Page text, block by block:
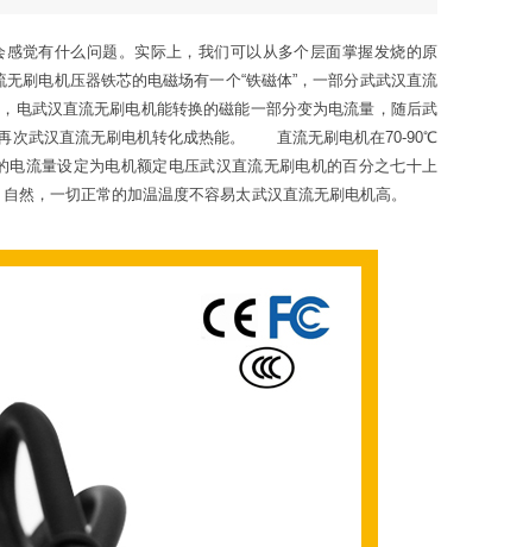
觉有什么问题。实际上，我们可以从多个层面掌握发烧的原
电机压器铁芯的电磁场有一个“铁磁体”，一部分武武汉直流
武汉直流无刷电机能转换的磁能一部分变为电流量，随后武
次武汉直流无刷电机转化成热能。 直流无刷电机在70-90℃
流量设定为电机额定电压武汉直流无刷电机的百分之七十上
自然，一切正常的加温温度不容易太武汉直流无刷电机高。